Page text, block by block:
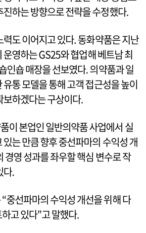
진하는 방향으로 전략을 수정했다.
력도 이어지고 있다. 동화약품은 지난
운영하는 GS25와 협업해 베트남 최
인숍 매장을 선보였다. 의약품과 일
통 모델을 통해 고객 접근성을 높이
보하겠다는 구상이다.
이 본업인 일반의약품 사업에서 실
는 만큼 향후 중선파마의 수익성 개
경영 성과를 좌우할 핵심 변수로 작
다.
중선파마의 수익성 개선을 위해 다
고 있다”고 말했다.